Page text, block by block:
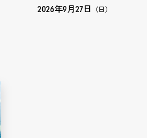
2026年9月27日 （日）